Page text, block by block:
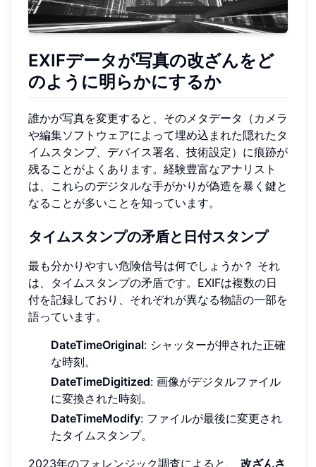
EXIFデータが写真の改ざんをど
のように明らかにするか
誰かが写真を変更すると、そのメタデータ（カメラ
や編集ソフトウェアによって埋め込まれた隠れたタ
イムスタンプ、デバイス署名、技術設定）に痕跡が
残ることがよくあります。経験豊富なアナリスト
は、これらのデジタルな手がかりが偽造を暴く鍵と
なることが多いことを知っています。
タイムスタンプの矛盾と日付スタンプ
最も分かりやすい危険信号は何でしょうか？ それ
は、タイムスタンプの矛盾です。EXIFは複数の日
付を記録しており、それぞれが異なる物語の一部を
語っています。
DateTimeOriginal: シャッターが押された正確
な時刻。
DateTimeDigitized: 画像がデジタルファイル
に変換された時刻。
DateTimeModify: ファイルが最後に変更され
たタイムスタンプ。
2023年のフォレンジック調査によると、 改ざんさ